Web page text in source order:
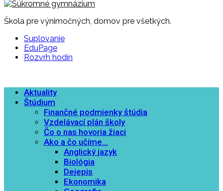
Škola pre výnimočných, domov pre všetkých.
Suplovanie
EduPage
Rozvrh hodín
Aktuality
Štúdium
Finančné podmienky štúdia
Vzdelávací plán školy
Čo o nas hovoria žiaci
Ako a čo učíme…
Anglický jazyk
Biológia
Dejepis
Ekonomika